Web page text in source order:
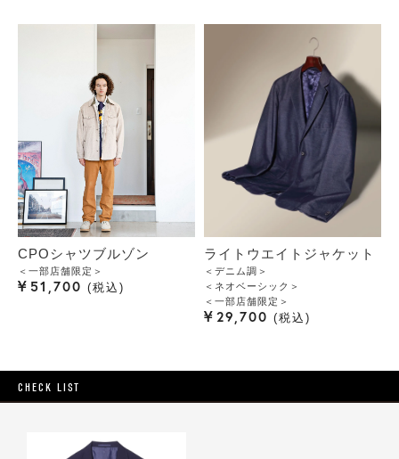
CPOシャツブルゾン
＜一部店舗限定＞
¥ 51,700 税込
ライトウエイトジャケット
＜デニム調＞
＜ネオベーシック＞
＜一部店舗限定＞
¥ 29,700 税込
CHECK LIST